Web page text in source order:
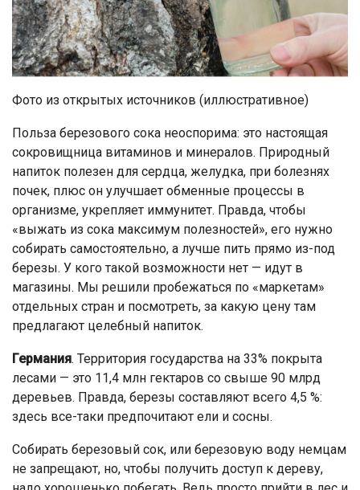
Фото из открытых источников (иллюстративное)
Польза березового сока неоспорима: это настоящая
сокровищница витаминов и минералов. Природный
напиток полезен для сердца, желудка, при болезнях
почек, плюс он улучшает обменные процессы в
организме, укрепляет иммунитет. Правда, чтобы
«выжать из сока максимум полезностей», его нужно
собирать самостоятельно, а лучше пить прямо из-под
березы. У кого такой возможности нет — идут в
магазины. Мы решили пробежаться по «маркетам»
отдельных стран и посмотреть, за какую цену там
предлагают целебный напиток.
Германия. Территория государства на 33% покрыта
лесами — это 11,4 млн гектаров со свыше 90 млрд
деревьев. Правда, березы составляют всего 4,5 %:
здесь все-таки предпочитают ели и сосны.
Собирать березовый сок, или березовую воду немцам
не запрещают, но, чтобы получить доступ к дереву,